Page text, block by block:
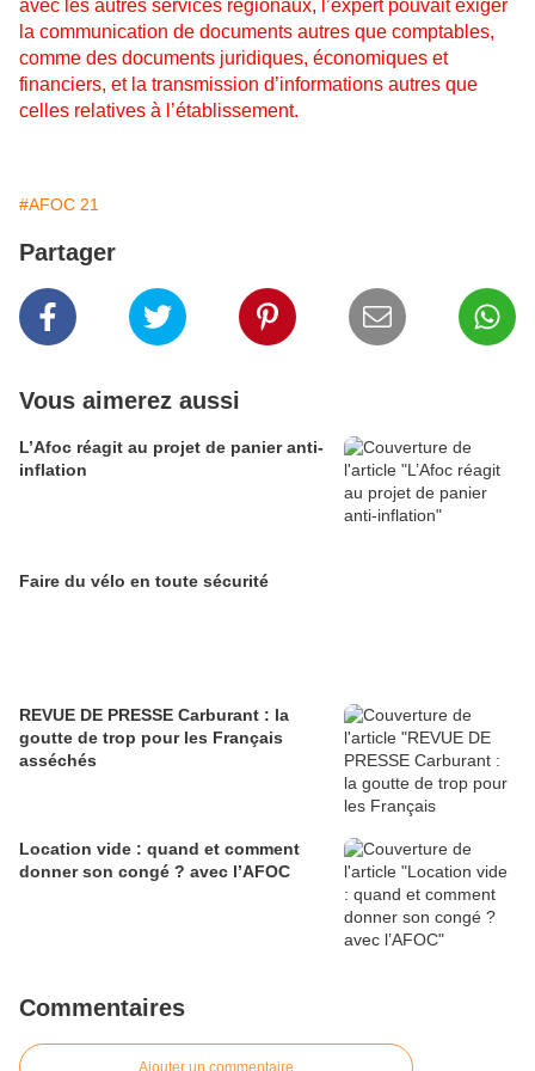
avec les autres services régionaux, l’expert pouvait exiger
la communication de documents autres que comptables,
comme des documents juridiques, économiques et
financiers, et la transmission d’informations autres que
celles relatives à l’établissement.
#AFOC 21
Partager
Vous aimerez aussi
L’Afoc réagit au projet de panier anti-
inflation
Faire du vélo en toute sécurité
REVUE DE PRESSE Carburant : la
goutte de trop pour les Français
asséchés
Location vide : quand et comment
donner son congé ? avec l’AFOC
Commentaires
Ajouter un commentaire